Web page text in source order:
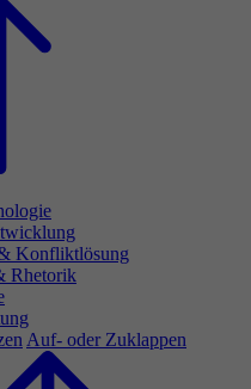
Konfliktlösung
Rhetorik
Auf- oder Zuklappen